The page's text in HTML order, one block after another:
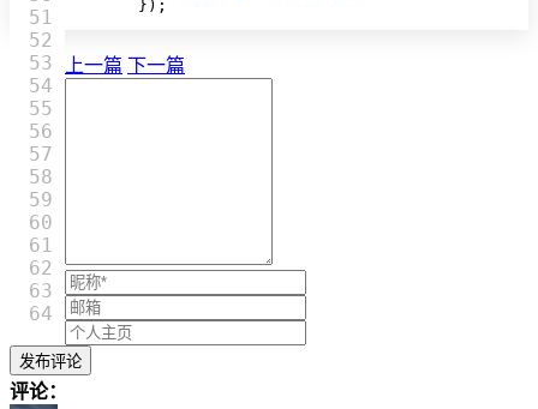
51
52
53
54
55
56
57
58
59
60
61
62
63
      });
上一篇 下一篇
评论：